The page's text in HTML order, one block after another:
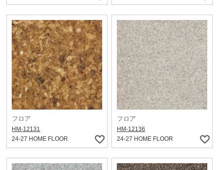
フロア
HM-12131
24-27 HOME FLOOR
フロア
HM-12136
24-27 HOME FLOOR